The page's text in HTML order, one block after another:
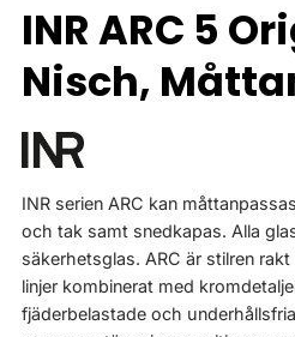
INR ARC 5
Nisch,
INR serien ARC kan
och tak samt snedkapas. Alla
säkerhetsglas. ARC är stilren
linjer kombinerat med
fjäderbelastade och